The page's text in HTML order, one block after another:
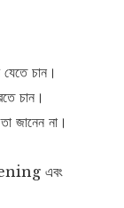
যেতে চান।
চান।
জানেন না।
এবং